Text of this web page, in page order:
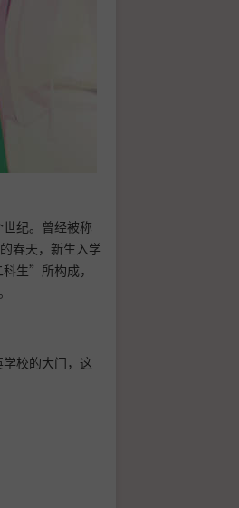
纪。曾经被称
春天，新生入学
生”所构成，
校的大门，这